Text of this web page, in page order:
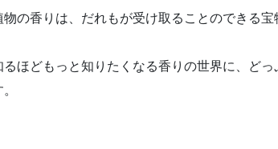
の香りは、だれもが受け取ることのできる宝
るほどもっと知りたくなる香りの世界に、ど